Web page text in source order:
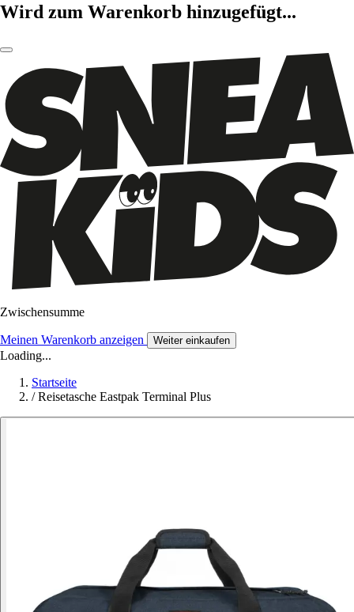
Wird zum Warenkorb hinzugefügt...
Zwischensumme
Meinen Warenkorb anzeigen Weiter einkaufen
Loading...
Startseite
/ Reisetasche Eastpak Terminal Plus